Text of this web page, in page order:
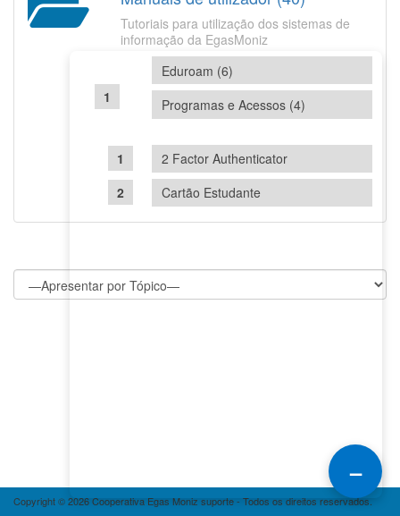
Tutoriais para utilização dos sistemas de
informação da EgasMoniz
Eduroam (6)
Programas e Acessos (4)
2 Factor Authenticator
Cartão Estudante
Copyright © 2026 Cooperativa Egas Moniz suporte - Todos os direitos reservados.
–